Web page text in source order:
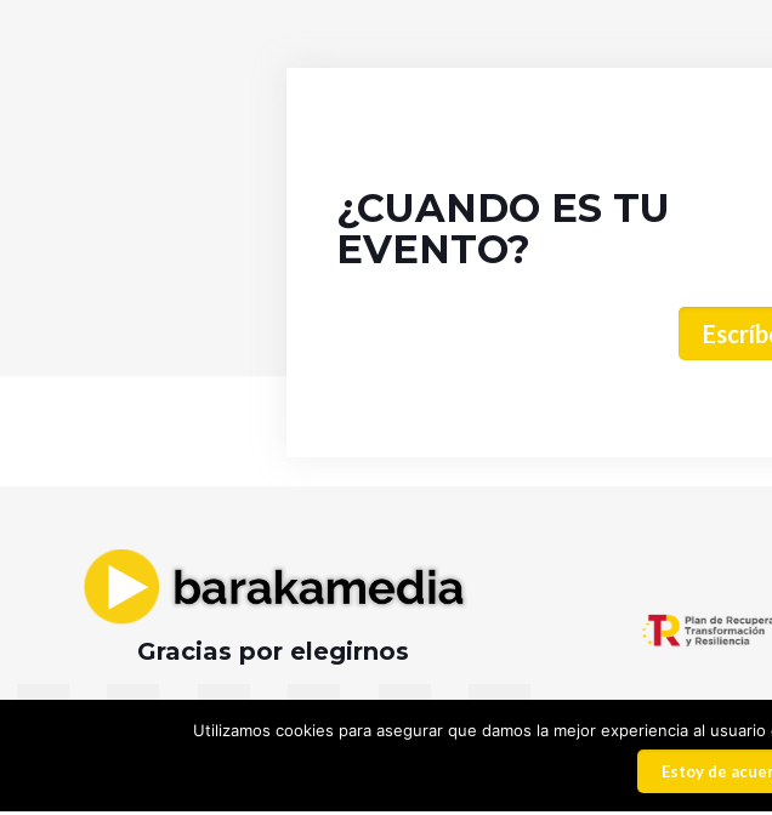
¿CUANDO ES TU
EVENTO?
Gracias por elegirnos
©
Aviso Legal |
Utilizamos cookies para asegurar que damos la mejor experiencia al
Estoy de